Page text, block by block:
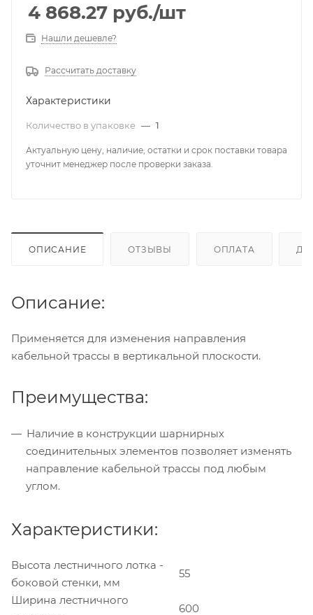
4 868.27 руб./шт
Нашли дешевле?
Рассчитать доставку
Характеристики
Количество в упаковке — 1
Актуальную цену, наличие, остатки и срок поставки товара
уточнит менеджер после проверки заказа.
ОПИСАНИЕ ОТЗЫВЫ ОПЛАТА
Описание:
Применяется для изменения направления
кабельной трассы в вертикальной плоскости.
Преимущества:
Наличие в конструкции шарнирных
соединительных элементов позволяет изменять
направление кабельной трассы под любым
углом.
Характеристики:
Высота лестничного лотка -
боковой стенки, мм
55
Ширина лестничного
600